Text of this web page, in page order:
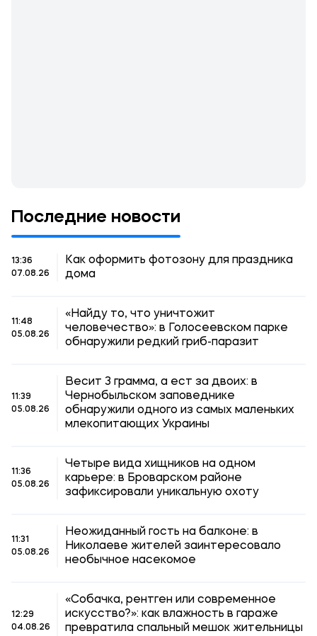
Последние новости
13:36
07.08.26
Как оформить фотозону для праздника
дома
11:48
05.08.26
«Найду то, что уничтожит
человечество»: в Голосеевском парке
обнаружили редкий гриб-паразит
11:39
05.08.26
Весит 3 грамма, а ест за двоих: в
Чернобыльском заповеднике
обнаружили одного из самых маленьких
млекопитающих Украины
11:36
05.08.26
Четыре вида хищников на одном
карьере: в Броварском районе
зафиксировали уникальную охоту
11:31
05.08.26
Неожиданный гость на балконе: в
Николаеве жителей заинтересовало
необычное насекомое
12:29
04.08.26
«Собачка, рентген или современное
искусство?»: как влажность в гараже
превратила спальный мешок жительницы